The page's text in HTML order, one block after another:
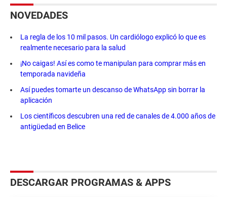
NOVEDADES
La regla de los 10 mil pasos. Un cardiólogo explicó lo que es
realmente necesario para la salud
¡No caigas! Así es como te manipulan para comprar más en
temporada navideña
Así puedes tomarte un descanso de WhatsApp sin borrar la
aplicación
Los científicos descubren una red de canales de 4.000 años de
antigüedad en Belice
DESCARGAR PROGRAMAS & APPS